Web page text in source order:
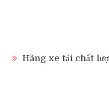
Hãng xe tải chất